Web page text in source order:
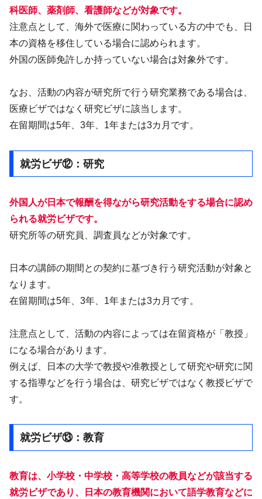
科医師、薬剤師、看護師などが対象です。
注意点として、海外で医療に関わっている方の中でも、日
本の資格を移住している場合に認められます。
外国の医師免許しか持っていない場合は対象外です。
なお、活動の内容が研究所で行う研究業務である場合は、
医療ビザではなく研究ビザに該当します。
在留期間は5年、3年、1年または3カ月です。
就労ビザ⑫：研究
外国人が日本で報酬を得ながら研究活動をする場合に認め
られる就労ビザです。
研究所等の研究員、調査員などが対象です。
日本の講師の期間との契約に基づき行う研究活動が対象と
なります。
在留期間は5年、3年、1年または3カ月です。
注意点として、活動の内容によっては在留資格が「教授」
になる場合があります。
例えば、日本の大学で教授や准教授として研究や研究に関
する指導などを行う場合は、研究ビザではなく教授ビザで
す。
就労ビザ⑬：教育
教育は、小学校・中学校・高等学校の教員などが該当する
就労ビザであり、日本の教育機関において語学教育などに